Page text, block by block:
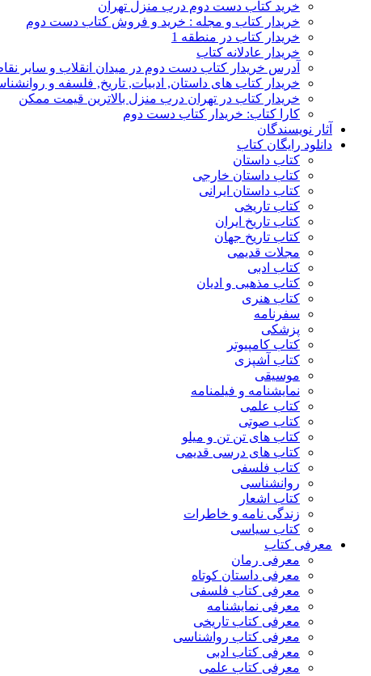
خرید کتاب دست دوم درب منزل تهران
خریدار کتاب و مجله : خرید و فروش کتاب دست دوم
خریدار کتاب در منطقه 1
خریدار عادلانه کتاب
آدرس خریدار کتاب دست دوم در میدان انقلاب و سایر
خریدار کتاب های داستان, ادبیات, تاریخ, فلسفه و
خریدار کتاب در تهران درب منزل بالاترین قیمت ممکن
کارا کتاب: خریدار کتاب دست دوم
آثار نویسندگان
دانلود رایگان کتاب
کتاب داستان
کتاب داستان خارجی
کتاب داستان ایرانی
کتاب تاریخی
کتاب تاریخ ایران
کتاب تاریخ جهان
مجلات قدیمی
کتاب ادبی
کتاب مذهبی و ادیان
کتاب هنری
سفرنامه
پزشکی
کتاب کامپیوتر
کتاب آشپزی
موسیقی
نمایشنامه و فیلمنامه
کتاب علمی
کتاب صوتی
کتاب های تن تن و میلو
کتاب های درسی قدیمی
کتاب فلسفی
روانشناسی
کتاب اشعار
زندگی نامه و خاطرات
کتاب سیاسی
معرفی کتاب
معرفی رمان
معرفی داستان کوتاه
معرفی کتاب فلسفی
معرفی نمایشنامه
معرفی کتاب تاریخی
معرفی کتاب رواشناسی
معرفی کتاب ادبی
معرفی کتاب علمی